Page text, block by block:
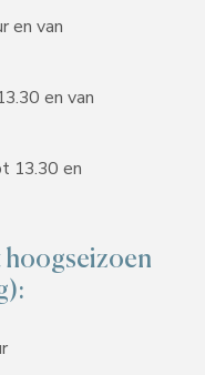
en van
en van
13.30 en